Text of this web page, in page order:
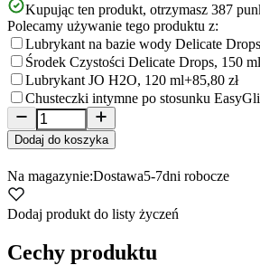
Kupując ten produkt, otrzymasz 387
Polecamy używanie tego produktu z:
Lubrykant na bazie wody Delicate
Środek Czystości Delicate Drops, 150 ml
Lubrykant JO H2O, 120 ml+85,80 zł
Chusteczki intymne po stosunku
Dodaj do koszyka
Na magazynie:Dostawa5-7dni robocze
Dodaj produkt do listy życzeń
Cechy produktu